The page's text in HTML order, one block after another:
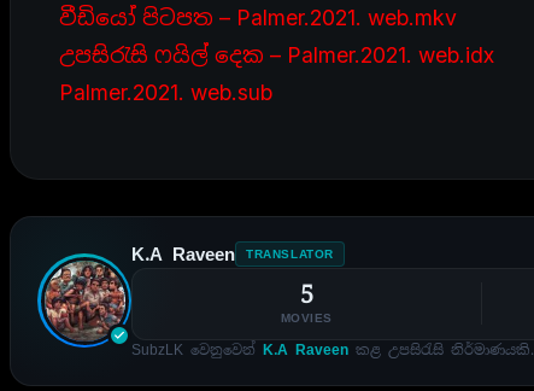
වීඩියෝ පිටපත – Palmer.2021. web.mkv
උපසිරැසි ෆයිල් දෙක – Palmer.2021. web.idx
Palmer.2021. web.sub
K.A Raveen TRANSLATOR
5
MOVIES
SubzLK වෙනුවෙන් K.A Raveen කළ උපසිරැසි නිර්මාණයකි.